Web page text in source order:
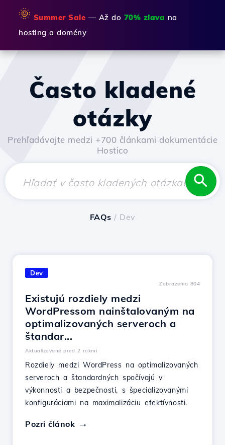
🌞 Summer Sale — Až do 70% zľava na
hosting a domény
Často kladené
otázky
Prehľadávajte medzi +700 článkami dokumentácie
Hostico
FAQs / Dev
Dev
Zobrazenia 804
Existujú rozdiely medzi
WordPressom nainštalovaným na
optimalizovaných serveroch a
štandar...
Aktualizované pred 2 rokmi
Rozdiely medzi WordPress na optimalizovaných
serveroch a štandardných spočívajú v
výkonnosti a bezpečnosti, s špecializovanými
konfiguráciami na maximalizáciu efektívnosti.
Pozri článok